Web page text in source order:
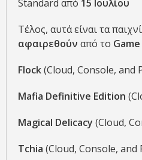
Standard από 15 Ιουλίου
Τέλος, αυτά είναι τα
αφαιρεθούν από το
Flock(Cloud, Console, and
Mafia Definitive Edition
Magical Delicacy (Cloud,
Tchia (Cloud, Console, and